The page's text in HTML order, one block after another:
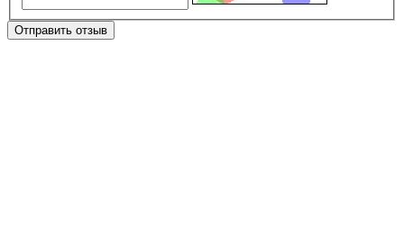
Отправить отзыв